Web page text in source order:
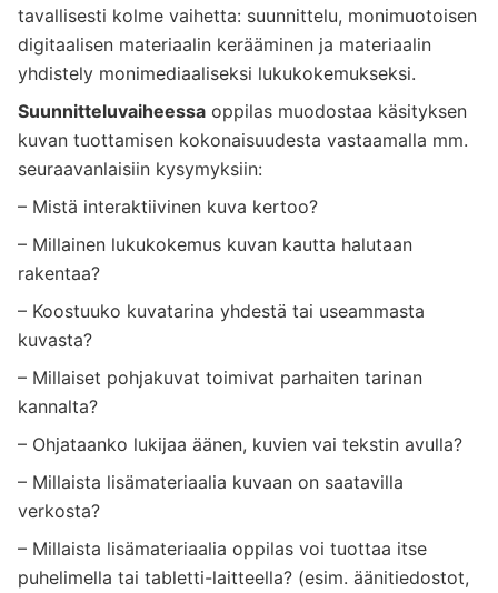
tavallisesti kolme vaihetta: suunnittelu, monimuotoisen
digitaalisen materiaalin kerääminen ja materiaalin
yhdistely monimediaaliseksi lukukokemukseksi.
Suunnitteluvaiheessa oppilas muodostaa käsityksen
kuvan tuottamisen kokonaisuudesta vastaamalla mm.
seuraavanlaisiin kysymyksiin:
– Mistä interaktiivinen kuva kertoo?
– Millainen lukukokemus kuvan kautta halutaan
rakentaa?
– Koostuuko kuvatarina yhdestä tai useammasta
kuvasta?
– Millaiset pohjakuvat toimivat parhaiten tarinan
kannalta?
– Ohjataanko lukijaa äänen, kuvien vai tekstin avulla?
– Millaista lisämateriaalia kuvaan on saatavilla
verkosta?
– Millaista lisämateriaalia oppilas voi tuottaa itse
puhelimella tai tabletti-laitteella? (esim. äänitiedostot,